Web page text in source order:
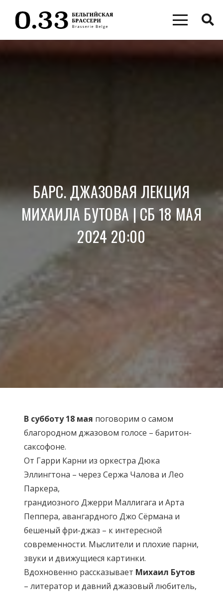
БАРС. ДЖАЗОВАЯ ЛЕКЦИЯ
МИХАИЛА БУТОВА | СБ 18 МАЯ
2024 20:00
В субботу 18 мая поговорим о самом
благородном джазовом голосе – баритон-
саксофоне.
От Гарри Карни из оркестра Дюка
Эллингтона – через Сержа Чалова и Лео
Паркера,
грандиозного Джерри Маллигага и Арта
Пеппера, авангардного Джо Сёрмана и
бешеный фри-джаз – к интересной
современности. Мыслители и плохие парни,
звуки и движущиеся картинки.
Вдохновенно рассказывает Михаил Бутов
– литератор и давний джазовый любитель,